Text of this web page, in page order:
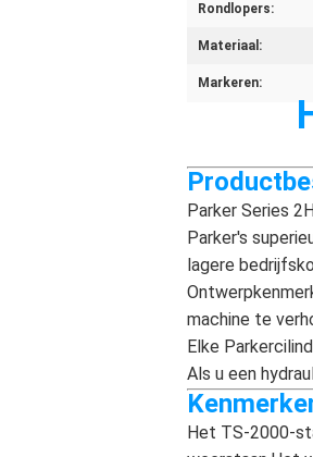
Rondlopers:
Materiaal:
Markeren:
Parker Series
Parker's
lagere
machine te
Elke
Als u een
Het TS-2000-